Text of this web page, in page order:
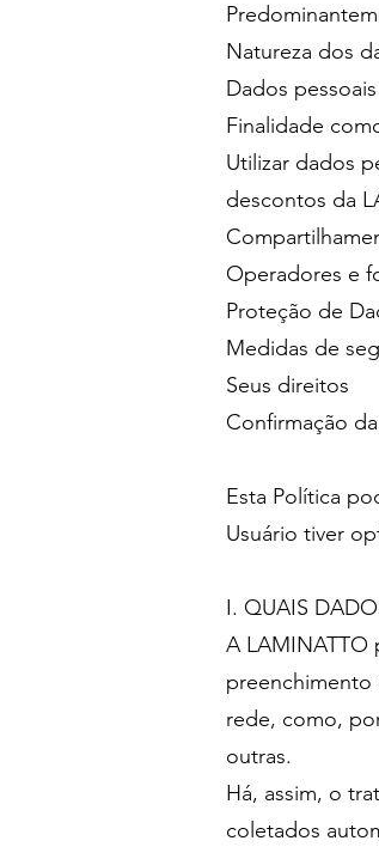
Natureza dos
Dados
Finalidade
Utilizar dados
descontos da
Operadores e
Proteção de
Medidas de
Seus direitos
Confirmação
Esta Política
Usuário tiver
I. QUAIS
A LAMINATTO
preenchimento
rede, como,
outras.
Há, assim, o
coletados